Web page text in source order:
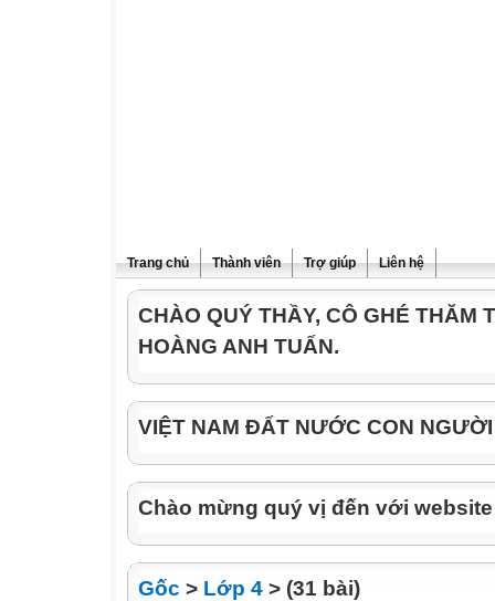
Trang chủ Thành viên Trợ giúp Liên hệ
CHÀO QUÝ THẦY, CÔ GHÉ THĂM
HOÀNG ANH TUẤN.
VIỆT NAM ĐẤT NƯỚC CON NGƯỜI
Chào mừng quý vị đến với
Gốc > Lớp 4 > (31 bài)